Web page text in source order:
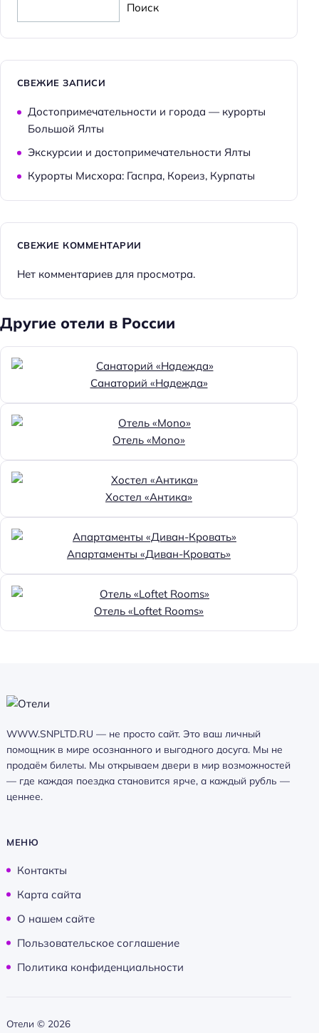
Поиск
СВЕЖИЕ ЗАПИСИ
Достопримечательности и города — курорты
Большой Ялты
Экскурсии и достопримечательности Ялты
Курорты Мисхора: Гаспра, Кореиз, Курпаты
СВЕЖИЕ КОММЕНТАРИИ
Нет комментариев для просмотра.
Другие отели в России
Санаторий «Надежда»
Отель «Mono»
Хостел «Антика»
Апартаменты «Диван-Кровать»
Отель «Loftet Rooms»
WWW.SNPLTD.RU — не просто сайт. Это ваш личный
помощник в мире осознанного и выгодного досуга. Мы не
продаём билеты. Мы открываем двери в мир возможностей
— где каждая поездка становится ярче, а каждый рубль —
ценнее.
МЕНЮ
Контакты
Карта сайта
О нашем сайте
Пользовательское соглашение
Политика конфиденциальности
Отели © 2026